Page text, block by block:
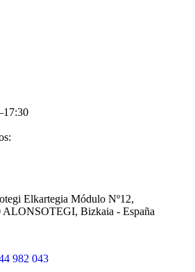
Elkartegia Módulo Nº12,
ALONSOTEGI, Bizkaia - España
982 043